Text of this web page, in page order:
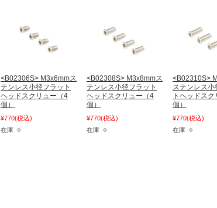
<B02306S> M3x6mmス
テンレス小径フラット
ヘッドスクリュー（4
個）
¥770(税込)
在庫 ○
<B02308S> M3x8mmス
テンレス小径フラット
ヘッドスクリュー（4
個）
¥770(税込)
在庫 ○
<B02310S>
ステンレス小
トヘッドス
個）
¥770(税込)
在庫 ○